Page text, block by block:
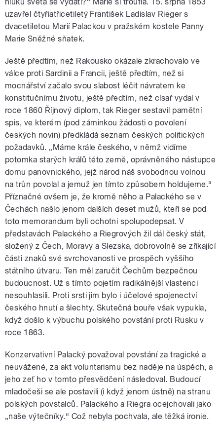
uzavřel čtyřiatřicetiletý František Ladislav Rieger s
dvacetiletou Marií Palackou v pražském kostele Panny
Marie Sněžné sňatek.
Ještě předtím, než Rakousko okázale zkrachovalo ve
válce proti Sardinii a Francii, ještě předtím, než si
mocnářství začalo svou slabost léčit návratem ke
konstitučnímu životu, ještě předtím, než císař vydal v
roce 1860 Říjnový diplom, tak Rieger sestavil pamětní
spis, ve kterém (pod záminkou žádosti o povolení
českých novin) předkládá seznam českých politických
požadavků. „Máme krále českého, v němž vidíme
potomka starých králů této země, oprávněného nástupce
domu panovnického, jejž národ náš svobodnou volnou
na trůn povolal a jemuž jen tímto způsobem holdujeme.“
Příznačné ovšem je, že kromě něho a Palackého se v
Čechách našlo jenom dalších deset mužů, kteří se pod
toto memorandum byli ochotni spolupodepsat. V
představách Palackého a Riegrových žil dál český stát,
složený z Čech, Moravy a Slezska, dobrovolně se zříkající
části znaků své svrchovanosti ve prospěch vyššího
státního útvaru. Ten měl zaručit Čechům bezpečnou
budoucnost. Už s tímto pojetím radikálnější vlastenci
nesouhlasili. Proti srsti jim bylo i účelové spojenectví
českého hnutí a šlechty. Skutečná bouře však vypukla,
když došlo k výbuchu polského povstání proti Rusku v
roce 1863.
Konzervativní Palacký považoval povstání za tragické a
neuvážené, za akt voluntarismu bez naděje na úspěch, a
jeho zeť ho v tomto přesvědčení následoval. Budoucí
mladočeši se ale postavili (i když jenom ústně) na stranu
polských povstalců. Palackého a Riegra ocejchovali jako
„naše výtečníky.“ Což nebyla pochvala, ale těžká ironie.